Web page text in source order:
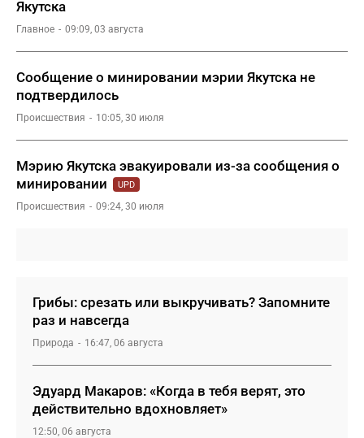
Якутска
Главное 09:09, 03 августа
Сообщение о минировании мэрии Якутска не
подтвердилось
Происшествия 10:05, 30 июля
Мэрию Якутска эвакуировали из-за сообщения о
минировании
UPD
Происшествия 09:24, 30 июля
Грибы: срезать или выкручивать? Запомните
раз и навсегда
Природа 16:47, 06 августа
Эдуард Макаров: «Когда в тебя верят, это
действительно вдохновляет»
12:50, 06 августа